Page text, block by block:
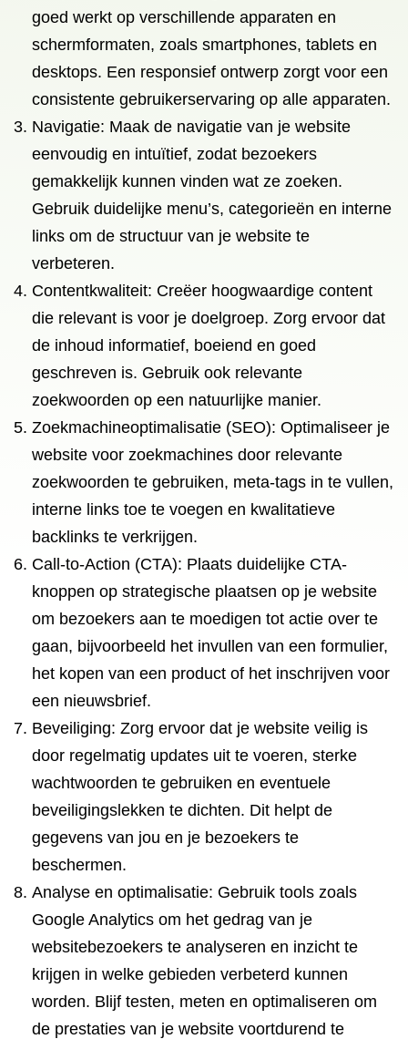
goed werkt op verschillende apparaten en
schermformaten, zoals smartphones, tablets en
desktops. Een responsief ontwerp zorgt voor een
consistente gebruikerservaring op alle apparaten.
Navigatie: Maak de navigatie van je website
eenvoudig en intuïtief, zodat bezoekers
gemakkelijk kunnen vinden wat ze zoeken.
Gebruik duidelijke menu’s, categorieën en interne
links om de structuur van je website te
verbeteren.
Contentkwaliteit: Creëer hoogwaardige content
die relevant is voor je doelgroep. Zorg ervoor dat
de inhoud informatief, boeiend en goed
geschreven is. Gebruik ook relevante
zoekwoorden op een natuurlijke manier.
Zoekmachineoptimalisatie (SEO): Optimaliseer je
website voor zoekmachines door relevante
zoekwoorden te gebruiken, meta-tags in te vullen,
interne links toe te voegen en kwalitatieve
backlinks te verkrijgen.
Call-to-Action (CTA): Plaats duidelijke CTA-
knoppen op strategische plaatsen op je website
om bezoekers aan te moedigen tot actie over te
gaan, bijvoorbeeld het invullen van een formulier,
het kopen van een product of het inschrijven voor
een nieuwsbrief.
Beveiliging: Zorg ervoor dat je website veilig is
door regelmatig updates uit te voeren, sterke
wachtwoorden te gebruiken en eventuele
beveiligingslekken te dichten. Dit helpt de
gegevens van jou en je bezoekers te
beschermen.
Analyse en optimalisatie: Gebruik tools zoals
Google Analytics om het gedrag van je
websitebezoekers te analyseren en inzicht te
krijgen in welke gebieden verbeterd kunnen
worden. Blijf testen, meten en optimaliseren om
de prestaties van je website voortdurend te